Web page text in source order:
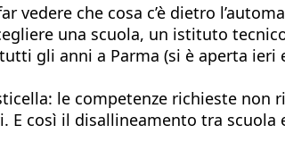
che cosa c’è dietro
una scuola, un istituto
gli anni a Parma (si è aperta ieri
le competenze richieste non
così il disallineamento tra scuola